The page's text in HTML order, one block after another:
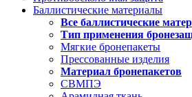
Баллистические материалы
Все баллистические
Тип применения
Мягкие бронепакеты
Прессованные изделия
Материал бронепакетов
СВМПЭ